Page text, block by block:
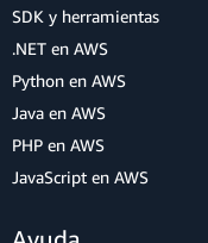
SDK y herramientas
.NET en AWS
Python en AWS
Java en AWS
PHP en AWS
JavaScript en AWS